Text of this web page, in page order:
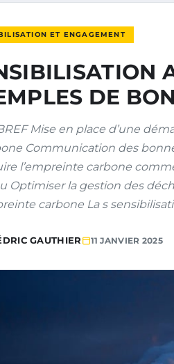
ET ENGAGEMENT
DE
Mise en place d’une
Communication des
l’empreinte carbone
Optimiser la gestion des
carbone La s
GAUTHIER 11 JANVIER 2025